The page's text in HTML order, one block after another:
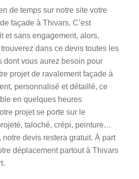
de temps sur notre site votre
façade à Thivars. C’est
et sans engagement, alors,
dans ce devis toutes les
dont vous aurez besoin pour
projet de ravalement façade à
personnalisé et détaillé, ce
en quelques heures
projet se porte sur le
taloché, crépi, peinture…
devis restera gratuit. À part
déplacement partout à Thivars